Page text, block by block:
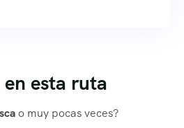
esta ruta
o muy pocas veces?